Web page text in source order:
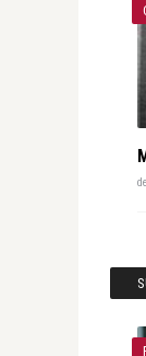
de